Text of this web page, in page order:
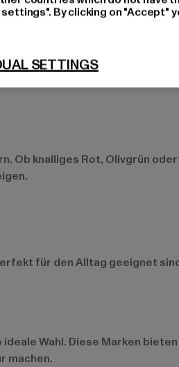
lassen sich mühelos zu
Ob knalliges Rot, Olivgrün
für den Alltag geeignet
ideale Wahl. Diese Marken
machen.
By clicking on "Accept"
SETTINGS